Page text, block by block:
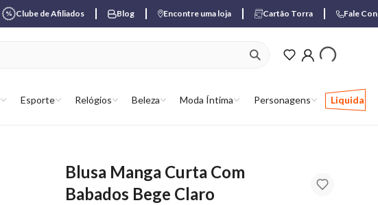
Clube de Afiliados Blog Encontre uma loja Cartão Torra Fale
Esporte Relógios Beleza Moda Íntima Personagens Liquida
ver produtos
Blusa Manga Curta Com
Babados Bege Claro